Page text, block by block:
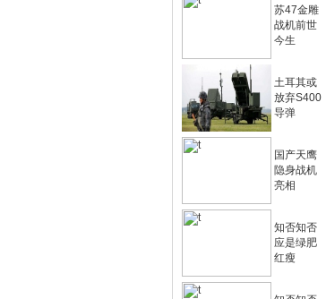
苏47金雕
战机前世
今生
土耳其或
放弃S400
导弹
国产天鹰
隐身战机
亮相
知否知否
应是绿肥
红瘦